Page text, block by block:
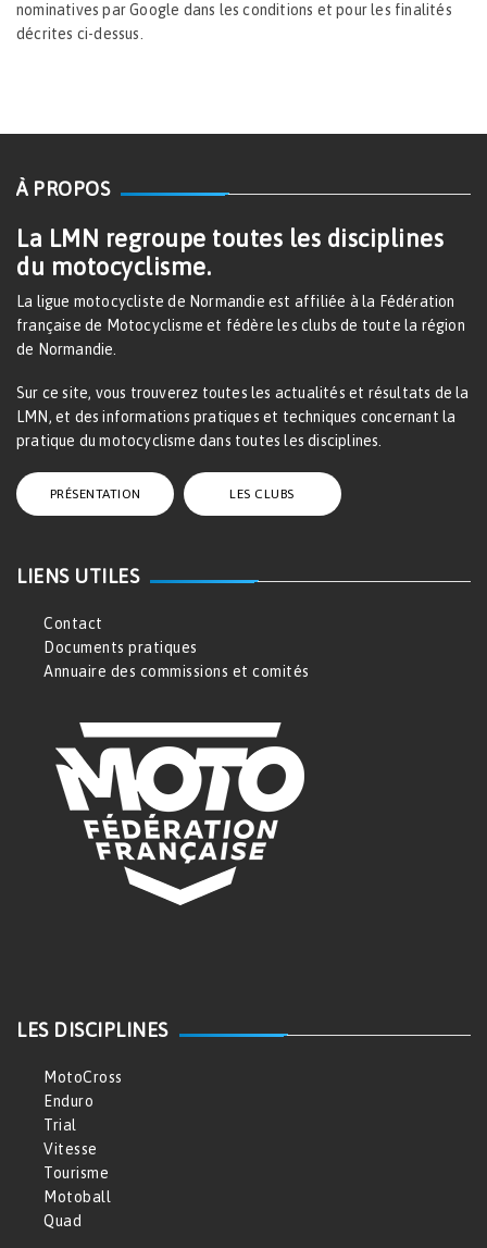
nominatives par Google dans les conditions et pour les finalités
décrites ci-dessus.
À PROPOS
La LMN regroupe toutes les disciplines
du motocyclisme.
La ligue motocycliste de Normandie est affiliée à la Fédération
française de Motocyclisme et fédère les clubs de toute la région
de Normandie.
Sur ce site, vous trouverez toutes les actualités et résultats de la
LMN, et des informations pratiques et techniques concernant la
pratique du motocyclisme dans toutes les disciplines.
PRÉSENTATION LES CLUBS
LIENS UTILES
Contact
Documents pratiques
Annuaire des commissions et comités
LES DISCIPLINES
MotoCross
Enduro
Trial
Vitesse
Tourisme
Motoball
Quad